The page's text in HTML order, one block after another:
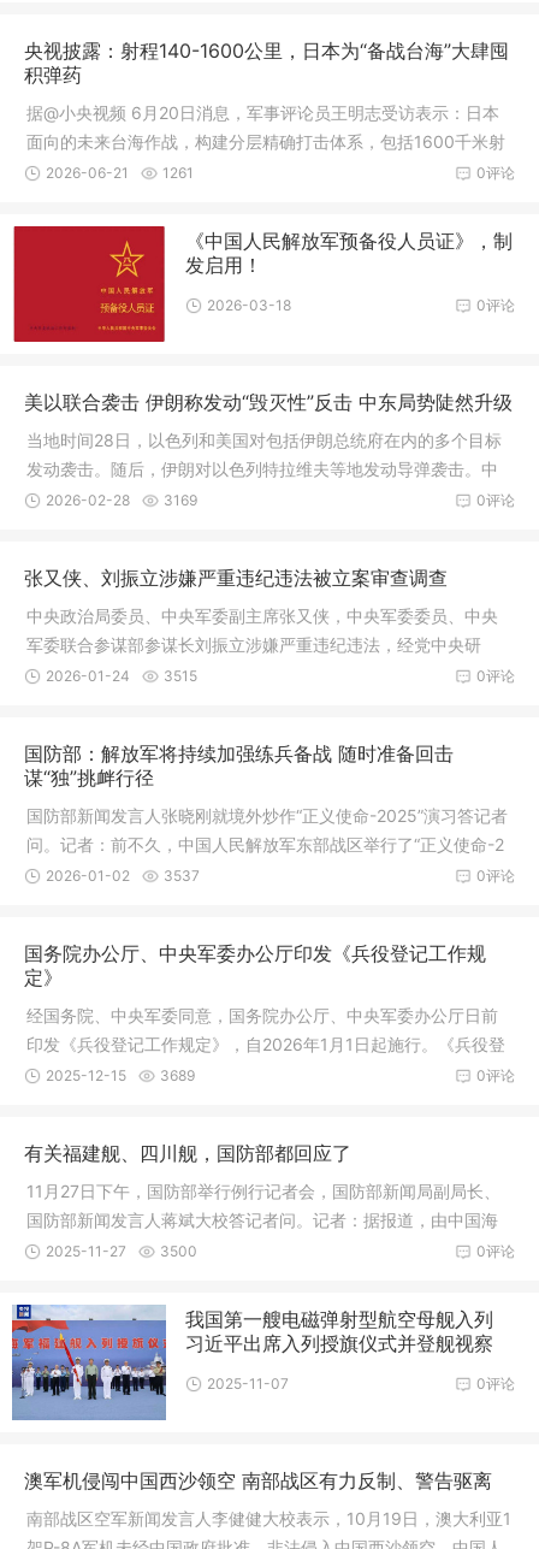
央视披露：射程140-1600公里，日本为“备战台海”大肆囤
积弹药
据@小央视频 6月20日消息，军事评论员王明志受访表示：日本
面向的未来台海作战，构建分层精确打击体系，包括1600千米射
程的“战
0评论
2026-06-21 1261
《中国人民解放军预备役人员证》，制
发启用！
0评论
2026-03-18
美以联合袭击 伊朗称发动“毁灭性”反击 中东局势陡然升级
当地时间28日，以色列和美国对包括伊朗总统府在内的多个目标
发动袭击。随后，伊朗对以色列特拉维夫等地发动导弹袭击。中
东地区多
0评论
2026-02-28 3169
张又侠、刘振立涉嫌严重违纪违法被立案审查调查
中央政治局委员、中央军委副主席张又侠，中央军委委员、中央
军委联合参谋部参谋长刘振立涉嫌严重违纪违法，经党中央研
究，决定对
0评论
2026-01-24 3515
国防部：解放军将持续加强练兵备战 随时准备回击
谋“独”挑衅行径
国防部新闻发言人张晓刚就境外炒作“正义使命-2025”演习答记者
问。记者：前不久，中国人民解放军东部战区举行了“正义使命-2
025
0评论
2026-01-02 3537
国务院办公厅、中央军委办公厅印发《兵役登记工作规
定》
经国务院、中央军委同意，国务院办公厅、中央军委办公厅日前
印发《兵役登记工作规定》，自2026年1月1日起施行。《兵役登
记工作规
0评论
2025-12-15 3689
有关福建舰、四川舰，国防部都回应了
11月27日下午，国防部举行例行记者会，国防部新闻局副局长、
国防部新闻发言人蒋斌大校答记者问。记者：据报道，由中国海
军福建舰
0评论
2025-11-27 3500
我国第一艘电磁弹射型航空母舰入列
习近平出席入列授旗仪式并登舰视察
0评论
2025-11-07
澳军机侵闯中国西沙领空 南部战区有力反制、警告驱离
南部战区空军新闻发言人李健健大校表示，10月19日，澳大利亚1